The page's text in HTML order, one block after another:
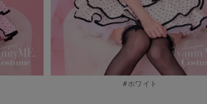
#ホワイト